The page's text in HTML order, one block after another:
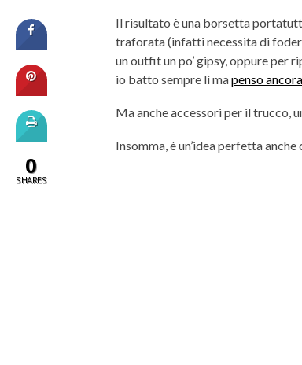
Il risultato è una borsetta
traforata (infatti necessita di
un outfit un po’ gipsy, oppure per
io batto sempre lì mapenso
Ma anche accessori per il trucco,
Insomma, è un’idea perfetta
0
SHARES